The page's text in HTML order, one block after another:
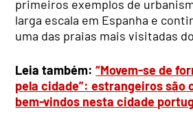
primeiros exemplos de
larga escala em Espanha e
uma das praias mais visitadas
Leia também:“Movem-se de
pela cidade”: estrangeiros são
bem-vindos nesta cidade